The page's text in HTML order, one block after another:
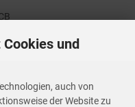
und
auch von
der Website zu